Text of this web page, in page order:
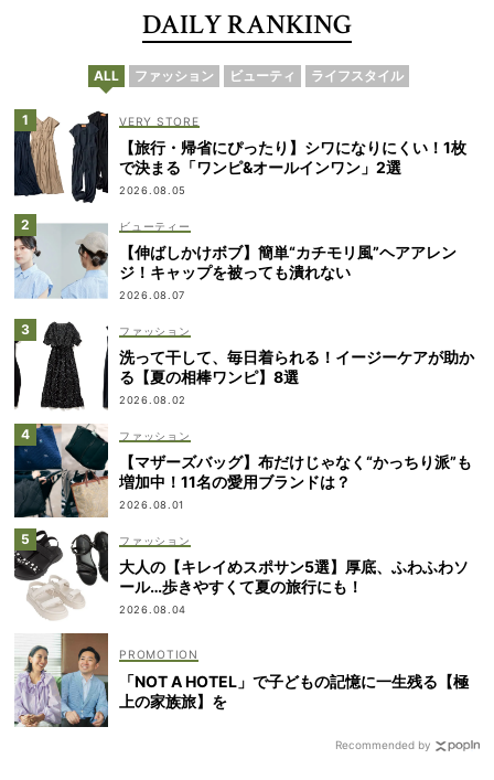
DAILY RANKING
ALL ファッション ビューティ ライフスタイル
VERY STORE
【旅行・帰省にぴったり】シワになりにくい！1枚
で決まる「ワンピ&オールインワン」2選
2026.08.05
ビューティー
【伸ばしかけボブ】簡単“カチモリ風”ヘアアレン
ジ！キャップを被っても潰れない
2026.08.07
ファッション
洗って干して、毎日着られる！イージーケアが助か
る【夏の相棒ワンピ】8選
2026.08.02
ファッション
【マザーズバッグ】布だけじゃなく“かっちり派”も
増加中！11名の愛用ブランドは？
2026.08.01
ファッション
大人の【キレイめスポサン5選】厚底、ふわふわソ
ール…歩きやすくて夏の旅行にも！
2026.08.04
「NOT A HOTEL」で子どもの記憶に一生残る【極
上の家族旅】を
Recommended by